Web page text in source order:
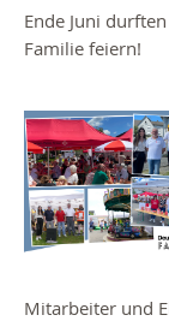
Ende Juni
Familie feiern!
Mitarbeiter und